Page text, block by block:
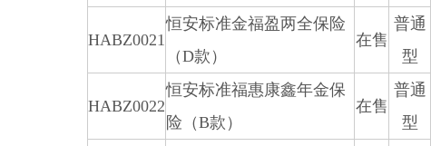
HABZ0021
恒安标准金福盈两全保险
（D款）
在售
普通
型
HABZ0022
恒安标准福惠康鑫年金保
险（B款）
在售
普通
型